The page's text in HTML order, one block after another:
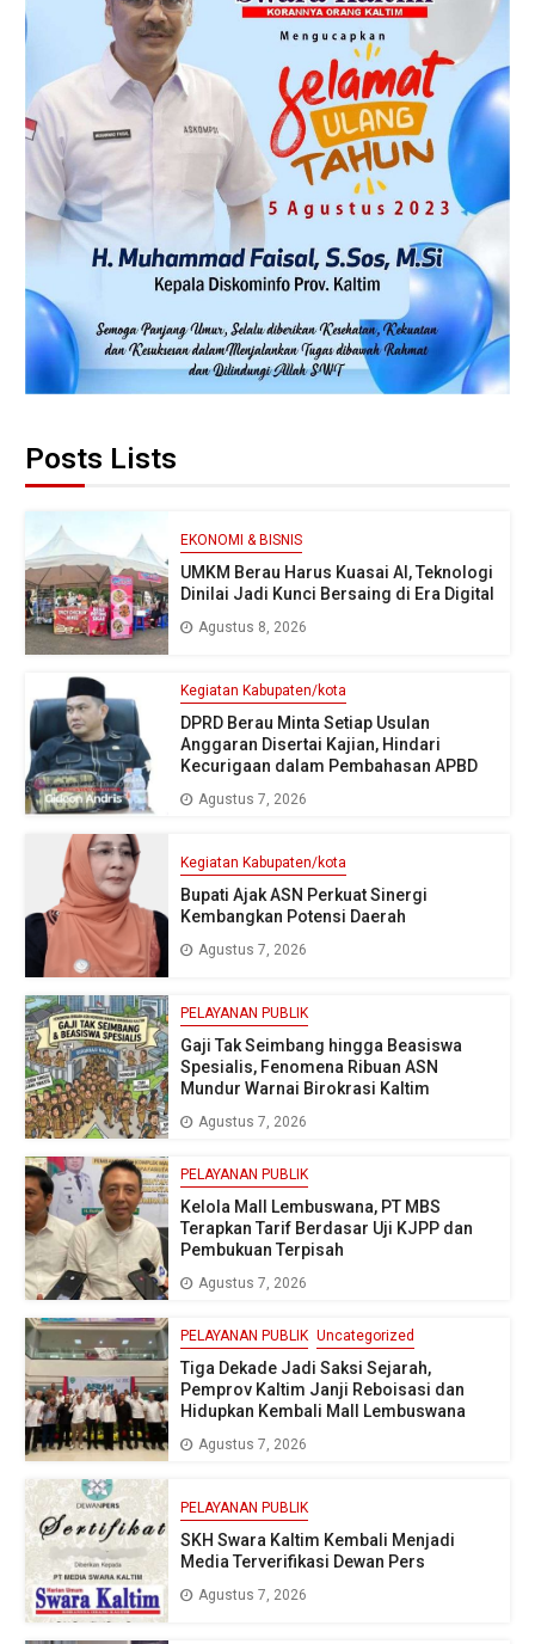
Posts Lists
EKONOMI & BISNIS
UMKM Berau Harus Kuasai AI, Teknologi
Dinilai Jadi Kunci Bersaing di Era Digital
Agustus 8, 2026
Kegiatan Kabupaten/kota
DPRD Berau Minta Setiap Usulan
Anggaran Disertai Kajian, Hindari
Kecurigaan dalam Pembahasan APBD
Agustus 7, 2026
Kegiatan Kabupaten/kota
Bupati Ajak ASN Perkuat Sinergi
Kembangkan Potensi Daerah
Agustus 7, 2026
PELAYANAN PUBLIK
Gaji Tak Seimbang hingga Beasiswa
Spesialis, Fenomena Ribuan ASN
Mundur Warnai Birokrasi Kaltim
Agustus 7, 2026
PELAYANAN PUBLIK
Kelola Mall Lembuswana, PT MBS
Terapkan Tarif Berdasar Uji KJPP dan
Pembukuan Terpisah
Agustus 7, 2026
PELAYANAN PUBLIK Uncategorized
Tiga Dekade Jadi Saksi Sejarah,
Pemprov Kaltim Janji Reboisasi dan
Hidupkan Kembali Mall Lembuswana
Agustus 7, 2026
PELAYANAN PUBLIK
SKH Swara Kaltim Kembali Menjadi
Media Terverifikasi Dewan Pers
Agustus 7, 2026